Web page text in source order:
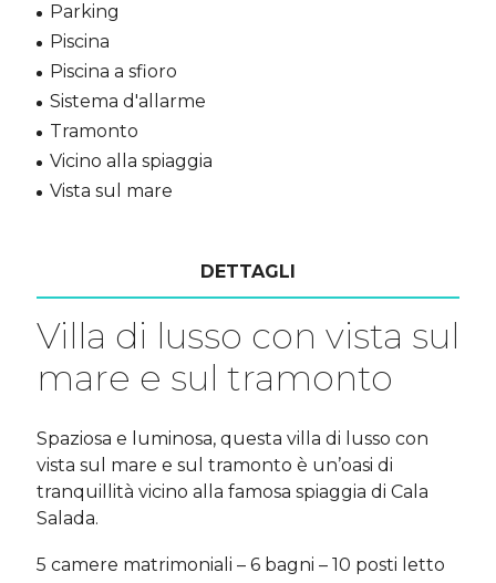
Parking
Piscina
Piscina a sfioro
Sistema d'allarme
Tramonto
Vicino alla spiaggia
Vista sul mare
DETTAGLI
Villa di lusso con vista sul
mare e sul tramonto
Spaziosa e luminosa, questa villa di lusso con
vista sul mare e sul tramonto è un’oasi di
tranquillità vicino alla famosa spiaggia di Cala
Salada.
5 camere matrimoniali – 6 bagni – 10 posti letto